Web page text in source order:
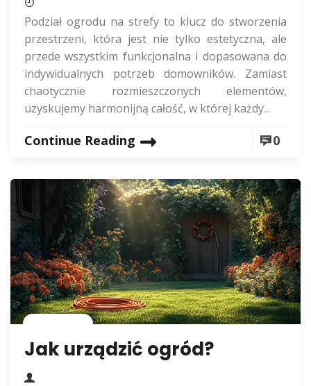
Podział ogrodu na strefy to klucz do stworzenia
przestrzeni, która jest nie tylko estetyczna, ale
przede wszystkim funkcjonalna i dopasowana do
indywidualnych potrzeb domowników. Zamiast
chaotycznie rozmieszczonych elementów,
uzyskujemy harmonijną całość, w której każdy...
Continue Reading 0
Jak urządzić ogród?